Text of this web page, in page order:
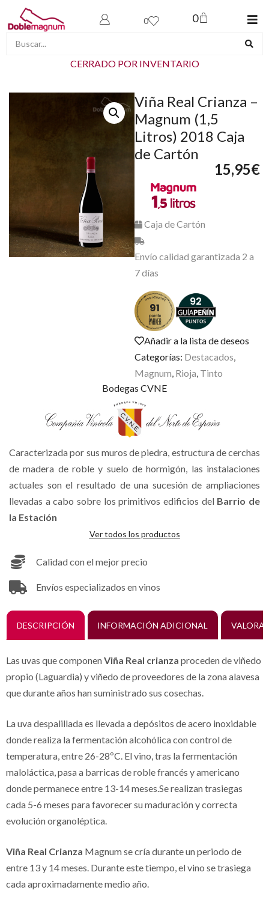
0 0
CERRADO POR INVENTARIO
Viña Real Crianza –
Magnum (1,5
Litros) 2018 Caja
de Cartón
15,95€
Caja de Cartón
Envío calidad garantizada 2 a
7 días
91 92
Añadir a la lista de deseos
Categorías: Destacados,
Magnum, Rioja, Tinto
Bodegas CVNE
Caracterizada por sus muros de piedra, estructura de cerchas
de madera de roble y suelo de hormigón, las instalaciones
actuales son el resultado de una sucesión de ampliaciones
llevadas a cabo sobre los primitivos edificios del Barrio de
la Estación
Ver todos los productos
Calidad con el mejor precio
Envíos especializados en vinos
DESCRIPCIÓN INFORMACIÓN ADICIONAL
Las uvas que componenViña Real crianza proceden de viñedo
propio (Laguardia) y viñedo de proveedores de la zona alavesa
que durante años han suministrado sus cosechas.
La uva despalillada es llevada a depósitos de acero inoxidable
donde realiza la fermentación alcohólica con control de
temperatura, entre 26-28ºC. El vino, tras la fermentación
maloláctica, pasa a barricas de roble francés y americano
donde permanece entre 13-14 meses.Se realizan trasiegas
cada 5-6 meses para favorecer su maduración y correcta
evolución organoléptica.
Viña Real Crianza Magnum se cría durante un periodo de
entre 13 y 14 meses. Durante este tiempo, el vino se trasiega
cada aproximadamente medio año.